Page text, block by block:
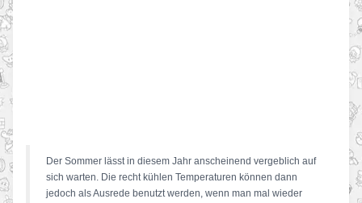
Der Sommer lässt in diesem Jahr anscheinend vergeblich auf
sich warten. Die recht kühlen Temperaturen können dann
jedoch als Ausrede benutzt werden, wenn man mal wieder